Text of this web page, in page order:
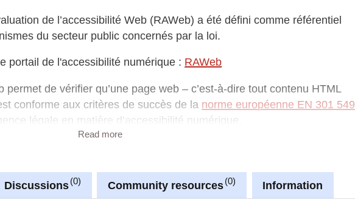
de l’accessibilité Web (RAWeb) a été défini comme référentiel
du secteur public concernés par la loi.
portail de l'accessibilité numérique : RAWeb
de vérifier qu’une page web – c’est-à-dire tout contenu HTML
conforme aux critères de succès de la norme européenne EN 301 549
légale en matière d’accessibilité numérique.
Read more
Discussions 0 Community resources 0 Information